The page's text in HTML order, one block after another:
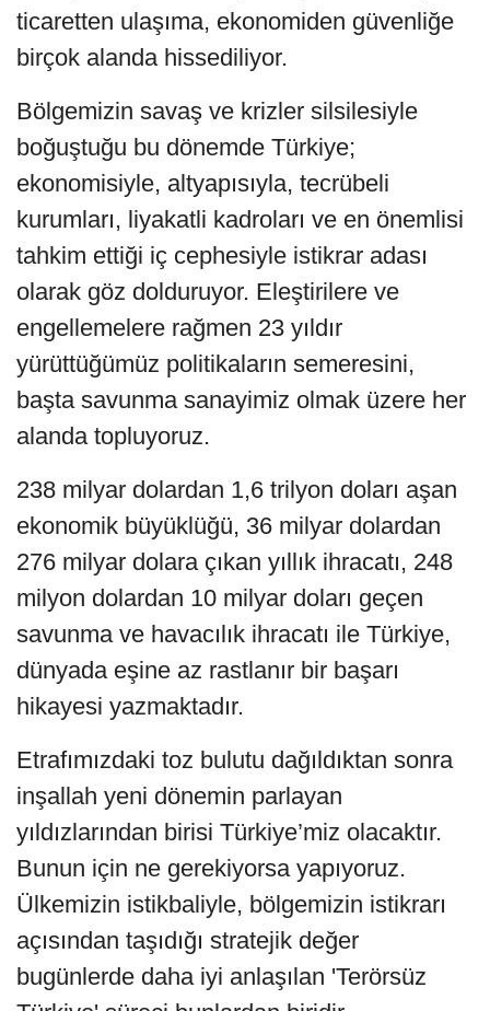
ticaretten ulaşıma, ekonomiden güvenliğe
birçok alanda hissediliyor.
Bölgemizin savaş ve krizler silsilesiyle
boğuştuğu bu dönemde Türkiye;
ekonomisiyle, altyapısıyla, tecrübeli
kurumları, liyakatli kadroları ve en önemlisi
tahkim ettiği iç cephesiyle istikrar adası
olarak göz dolduruyor. Eleştirilere ve
engellemelere rağmen 23 yıldır
yürüttüğümüz politikaların semeresini,
başta savunma sanayimiz olmak üzere her
alanda topluyoruz.
238 milyar dolardan 1,6 trilyon doları aşan
ekonomik büyüklüğü, 36 milyar dolardan
276 milyar dolara çıkan yıllık ihracatı, 248
milyon dolardan 10 milyar doları geçen
savunma ve havacılık ihracatı ile Türkiye,
dünyada eşine az rastlanır bir başarı
hikayesi yazmaktadır.
Etrafımızdaki toz bulutu dağıldıktan sonra
inşallah yeni dönemin parlayan
yıldızlarından birisi Türkiye’miz olacaktır.
Bunun için ne gerekiyorsa yapıyoruz.
Ülkemizin istikbaliyle, bölgemizin istikrarı
açısından taşıdığı stratejik değer
bugünlerde daha iyi anlaşılan 'Terörsüz